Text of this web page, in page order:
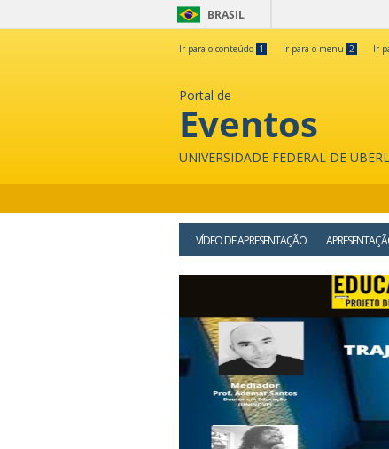
BRASIL
Ir para o conteúdo 1 Ir para o menu 2 Ir
Portal de
Eventos
UNIVERSIDADE FEDERAL DE
VÍDEO DE APRESENTAÇÃO